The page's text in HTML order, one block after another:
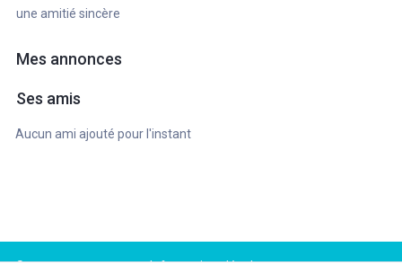
une amitié sincère
Mes annonces
Ses amis
Aucun ami ajouté pour l'instant